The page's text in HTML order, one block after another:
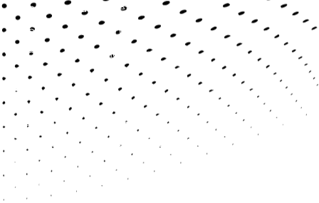
SaluDirecta Market
SaluDirecta Learning
Longevidad y Bienestar
Contact
Blv. Palmas Hill 1, Torre WeWork, piso 14, 14-127, CP
52763, Huixquilucan, Estado México
contacto@saludirecta.com
+52 5562195755